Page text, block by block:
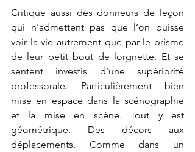
Critique aussi des donneurs de leçon
qui n’admettent pas que l’on puisse
voir la vie autrement que par le prisme
de leur petit bout de lorgnette. Et se
sentent investis d’une supériorité
professorale. Particulièrement bien
mise en espace dans la scénographie
et la mise en scène. Tout y est
géométrique. Des décors aux
déplacements. Comme dans un